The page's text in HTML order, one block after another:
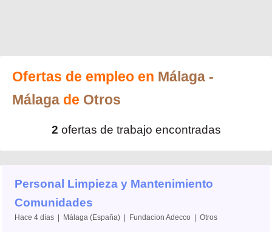
Ofertas de empleo en Málaga -
Málaga de Otros
2 ofertas de trabajo encontradas
Personal Limpieza y Mantenimiento
Comunidades
Hace 4 días | Málaga (España) | Fundacion Adecco | Otros